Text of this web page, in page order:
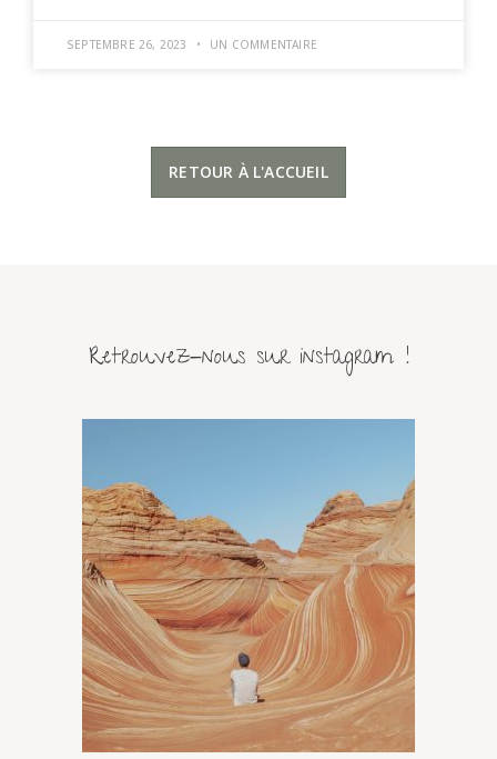
SEPTEMBRE 26, 2023 UN COMMENTAIRE
RETOUR À L'ACCUEIL
Retrouvez-nous sur instagram !